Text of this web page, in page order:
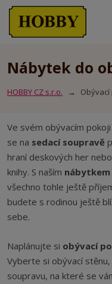
Nábytek do
HOBBY CZ s.r.o.
Ve svém obývacím
se na sedací soupravě
hraní deskových her
knihy. S naším
všechno tohle ještě
budete s rodinou ještě
sebe.
Naplánujte si obývací
Vyberte si obývací
soupravu, na které se